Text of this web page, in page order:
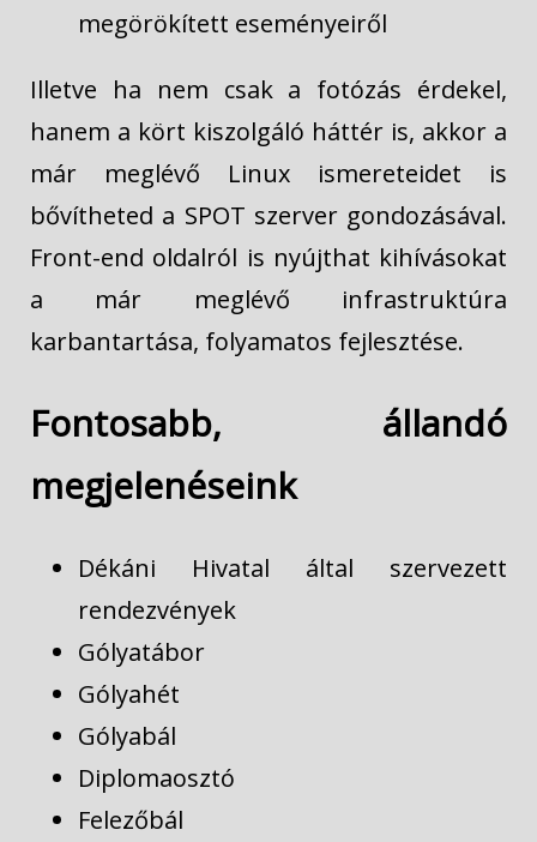
megörökített eseményeiről
Illetve ha nem csak a fotózás érdekel,
hanem a kört kiszolgáló háttér is, akkor a
már meglévő Linux ismereteidet is
bővítheted a SPOT szerver gondozásával.
Front-end oldalról is nyújthat kihívásokat
a már meglévő infrastruktúra
karbantartása, folyamatos fejlesztése.
Fontosabb, állandó
megjelenéseink
Dékáni Hivatal által szervezett
rendezvények
Gólyatábor
Gólyahét
Gólyabál
Diplomaosztó
Felezőbál